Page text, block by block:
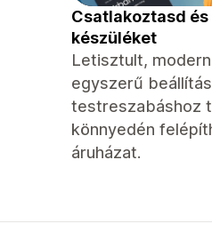
Csatlakoztasd és
készüléket
Letisztult,
egyszerű
testreszabáshoz
könnyedén
áruházat.